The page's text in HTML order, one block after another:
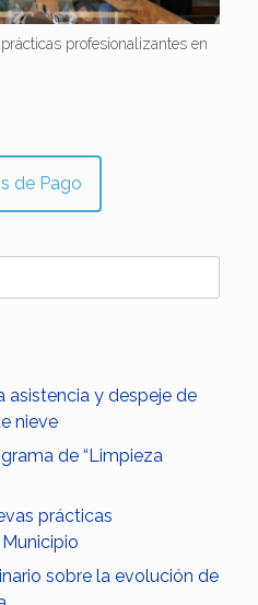
profesionalizantes en
de Pago
asistencia y despeje de
nieve
de “Limpieza
prácticas
sobre la evolución de